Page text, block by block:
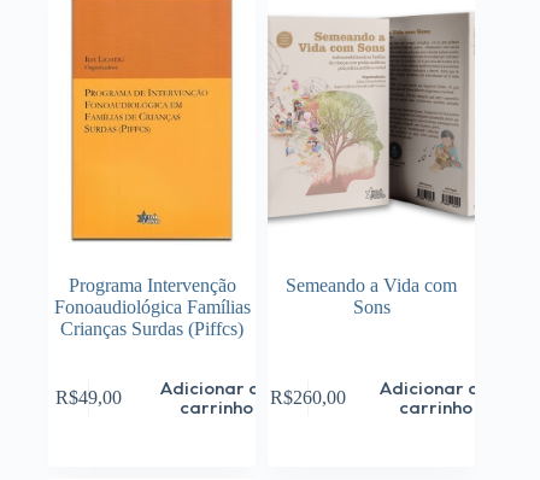
Programa Intervenção
Fonoaudiológica Famílias
Crianças Surdas (Piffcs)
R$49,00
Adicionar ao
carrinho
Semeando a Vida com
Sons
R$260,00
Adicionar ao
carrinho